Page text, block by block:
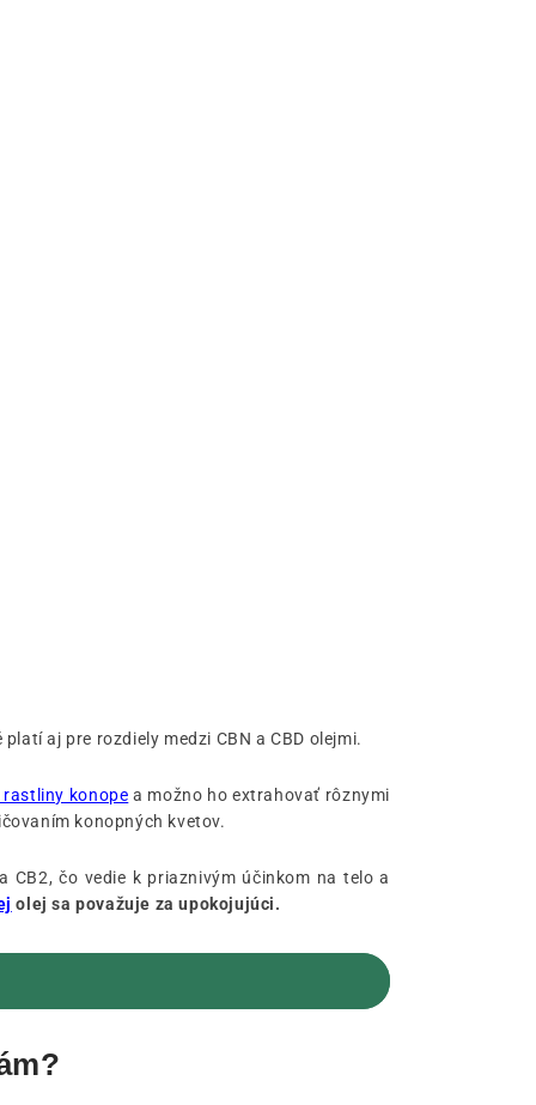
aj pre rozdiely medzi CBN a CBD olejmi.
rastliny konope a možno ho extrahovať rôznymi
konopných kvetov.
CB2, čo vedie k priaznivým účinkom na telo a
olej sa považuje za upokojujúci.